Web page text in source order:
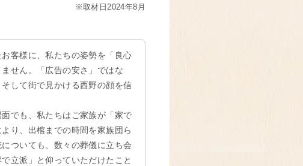
※取材日2024年8月
客様に、私たちの姿勢を「良心
せん。「広告の安さ」ではな
して街で見かける西野の顔を信
でも、私たちはご家族が「家で
り、出棺までの時間を家族団ら
ついても、数々の葬儀に立ち会
立派」と仰っていただけたこと